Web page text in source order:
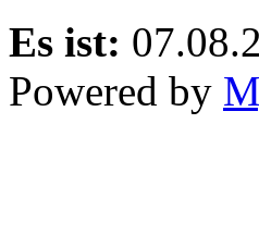
Es ist:
Powered by